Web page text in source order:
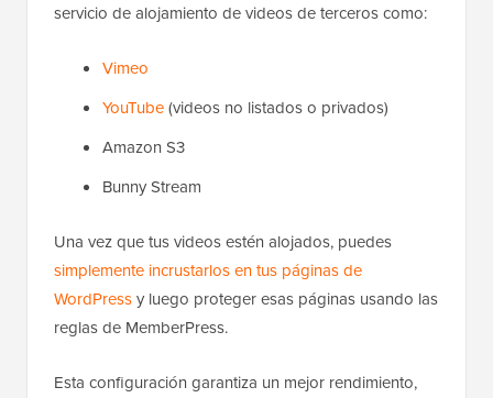
servicio de alojamiento de videos de terceros como:
Vimeo
YouTube(videos no listados o privados)
Amazon S3
Bunny Stream
Una vez que tus videos estén alojados, puedes
simplemente incrustarlos en tus páginas de
WordPressy luego proteger esas páginas usando las
reglas de MemberPress.
Esta configuración garantiza un mejor rendimiento,